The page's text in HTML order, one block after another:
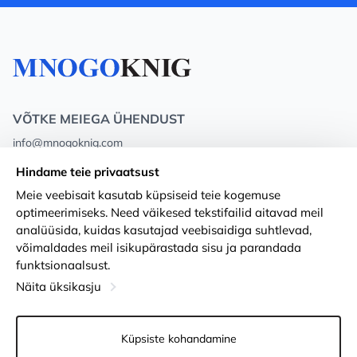
VÕTKE MEIEGA ÜHENDUST
info@mnogoknig.com
Rīga, Augusta Deglava 69d, LV-1082
Meist
Poed
Kohaletoimetamine ja makse
Lojaalsuskaardid
PÕHJUST KOOSTÖÖKS
Privacy Policy
Tingimused
Kauba tagastamine
Küpsiste seaded
Hindame teie privaatsust
Meie veebisait kasutab küpsiseid teie kogemuse
optimeerimiseks. Need väikesed tekstifailid aitavad meil
analüüsida, kuidas kasutajad veebisaidiga suhtlevad,
võimaldades meil isikupärastada sisu ja parandada
funktsionaalsust.
Näita üksikasju
Küpsiste kohandamine